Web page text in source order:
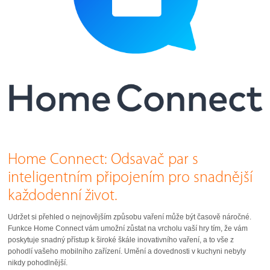
Home Connect: Odsavač par s
inteligentním připojením pro snadnější
každodenní život.
Udržet si přehled o nejnovějším způsobu vaření může být časově náročné.
Funkce Home Connect vám umožní zůstat na vrcholu vaší hry tím, že vám
poskytuje snadný přístup k široké škále inovativního vaření, a to vše z
pohodlí vašeho mobilního zařízení. Umění a dovednosti v kuchyni nebyly
nikdy pohodlnější.